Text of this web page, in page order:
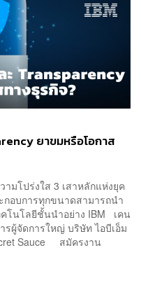
ยาขมหรือโอกาส
มโปร่งใส 3 เสาหลักแห่งยุค
อบการทุกขนาดสามารถนำ
โนโลยีชั้นนำอย่าง IBM เคน
ผู้จัดการใหญ่ บริษัท ไอบีเอ็ม
Sauce สมัครงาน